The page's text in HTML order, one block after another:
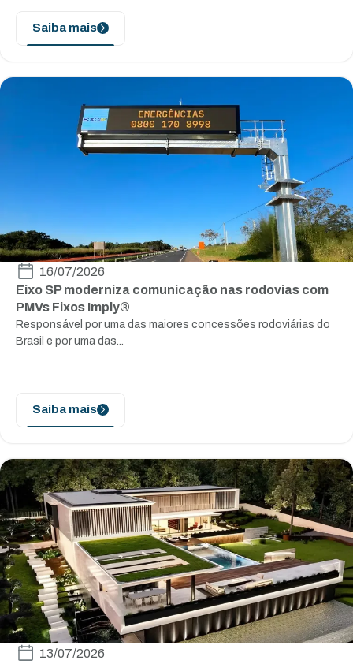
Saiba mais
16/07/2026
Eixo SP moderniza comunicação nas rodovias com
PMVs Fixos Imply®
Responsável por uma das maiores concessões rodoviárias do
Brasil e por uma das...
Saiba mais
13/07/2026